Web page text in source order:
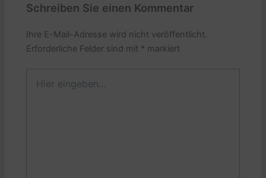
Schreiben Sie einen Kommentar
Ihre E-Mail-Adresse wird nicht veröffentlicht.
Erforderliche Felder sind mit * markiert
eingeben…